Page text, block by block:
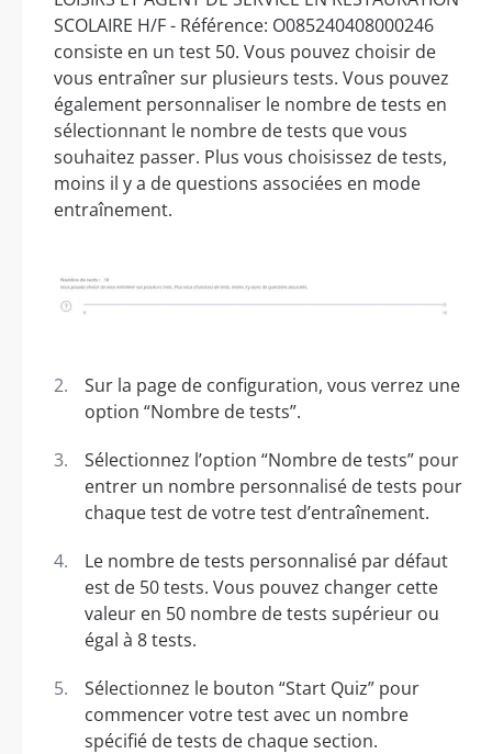
SCOLAIRE H/F - Référence: O085240408000246
consiste en un test 50. Vous pouvez choisir de
vous entraîner sur plusieurs tests. Vous pouvez
également personnaliser le nombre de tests en
sélectionnant le nombre de tests que vous
souhaitez passer. Plus vous choisissez de tests,
moins il y a de questions associées en mode
entraînement.
Sur la page de configuration, vous verrez une
option “Nombre de tests”.
Sélectionnez l’option “Nombre de tests” pour
entrer un nombre personnalisé de tests pour
chaque test de votre test d’entraînement.
Le nombre de tests personnalisé par défaut
est de 50 tests. Vous pouvez changer cette
valeur en 50 nombre de tests supérieur ou
égal à 8 tests.
Sélectionnez le bouton “Start Quiz” pour
commencer votre test avec un nombre
spécifié de tests de chaque section.